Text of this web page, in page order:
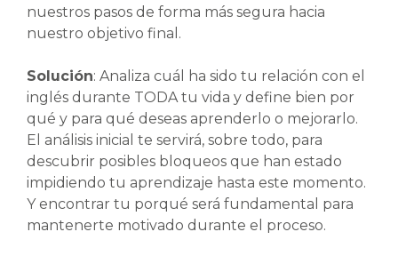
nuestros pasos de forma más segura hacia
nuestro objetivo final.
Solución: Analiza cuál ha sido tu relación con el
inglés durante TODA tu vida y define bien por
qué y para qué deseas aprenderlo o mejorarlo.
El análisis inicial te servirá, sobre todo, para
descubrir posibles bloqueos que han estado
impidiendo tu aprendizaje hasta este momento.
Y encontrar tu porqué será fundamental para
mantenerte motivado durante el proceso.